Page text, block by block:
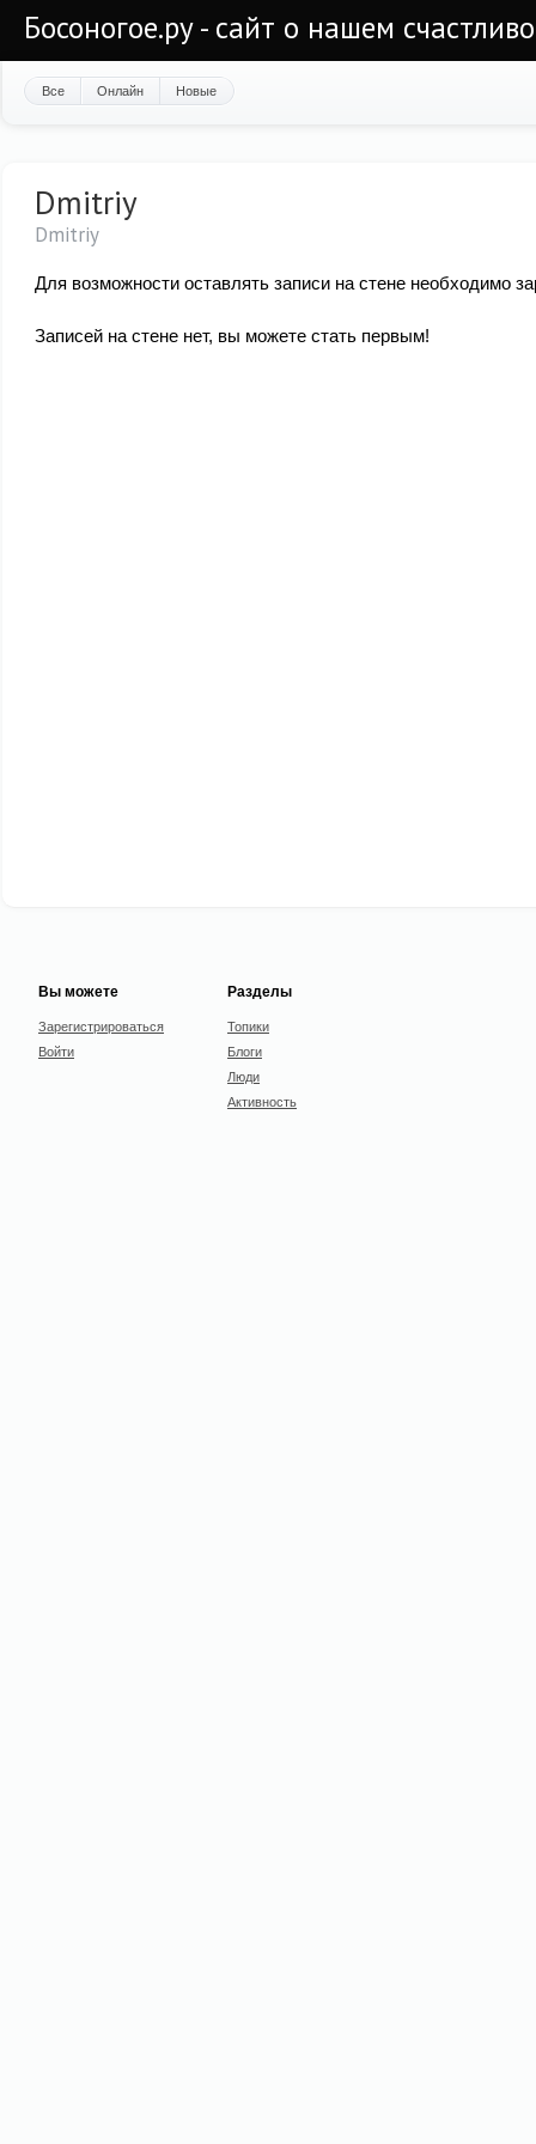
Босоногое.ру - сайт о нашем
Все Онлайн Новые
Dmitriy
Dmitriy
Для возможности оставлять записи на стене необходимо
Записей на стене нет, вы можете стать первым!
Вы можете
Зарегистрироваться
Войти
Разделы
Топики
Блоги
Люди
Активность